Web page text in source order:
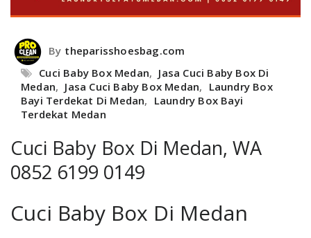
By theparisshoesbag.com
Cuci Baby Box Medan, Jasa Cuci Baby Box Di
Medan, Jasa Cuci Baby Box Medan, Laundry Box
Bayi Terdekat Di Medan, Laundry Box Bayi
Terdekat Medan
Cuci Baby Box Di Medan, WA
0852 6199 0149
Cuci Baby Box Di Medan